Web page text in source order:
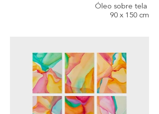
Óleo sobre tela
90 x 150 cm